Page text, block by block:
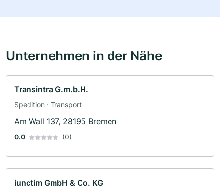
Unternehmen in der Nähe
Transintra G.m.b.H.
Spedition · Transport
Am Wall 137, 28195 Bremen
0.0 (0)
iunctim GmbH & Co. KG